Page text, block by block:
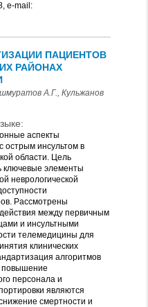
e-mail:
ПАЦИЕНТОВ
РАЙОНАХ
А.Г., Кульжанов
аспекты
острым инсультом в
области. Цель
ключевые элементы
неврологической
Рассмотрены
между первичным
и инсультными
телемедицины для
клинических
алгоритмов
повышение
персонала и
являются
смертности и